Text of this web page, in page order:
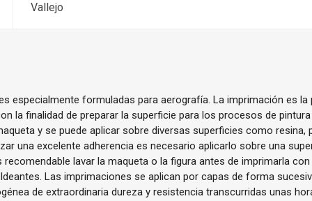
Vallejo
especialmente formuladas para aerografía. La imprimación es la
la finalidad de preparar la superficie para los procesos de
y se puede aplicar sobre diversas superficies como resina,
una excelente adherencia es necesario aplicarlo sobre una
recomendable lavar la maqueta o la figura antes de imprimarla
Las imprimaciones se aplican por capas de forma
de extraordinaria dureza y resistencia transcurridas unas